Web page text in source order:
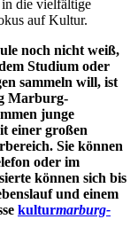
die vielfältige
auf Kultur.
noch nicht weiß,
Studium oder
sammeln will, ist
Marburg-
junge
einer großen
Sie können
oder im
können sich bis
und einem
kulturmarburg-